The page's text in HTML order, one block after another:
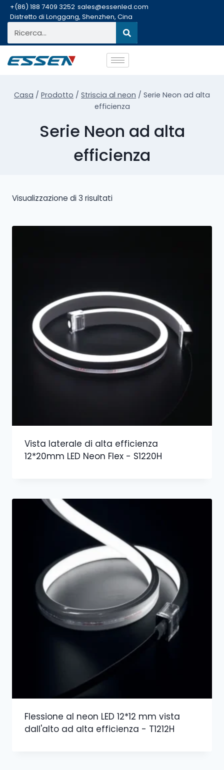
+(86) 188 7409 3252 sales@essenled.com
Distretto di Longgang, Shenzhen, Cina
Casa / Prodotto / Striscia al neon / Serie Neon ad alta
efficienza
Serie Neon ad alta
efficienza
Visualizzazione di 3 risultati
Vista laterale di alta efficienza
12*20mm LED Neon Flex - S1220H
Flessione al neon LED 12*12 mm vista
dall'alto ad alta efficienza - T1212H